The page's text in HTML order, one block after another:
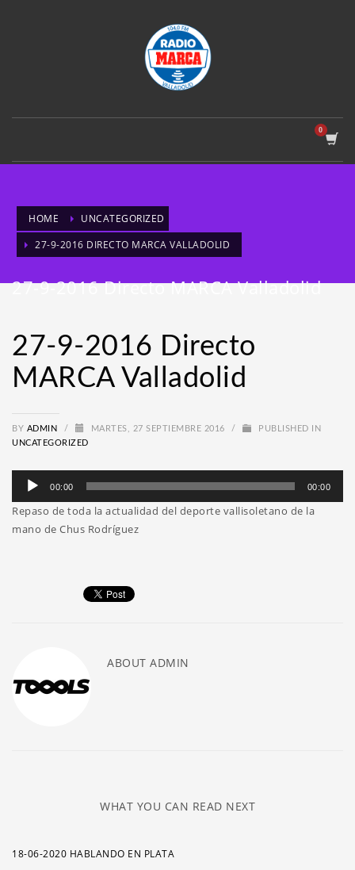
HOME
UNCATEGORIZED
27-9-2016 DIRECTO MARCA VALLADOLID
27-9-2016 Directo MARCA Valladolid
27-9-2016 Directo
MARCA Valladolid
BY ADMIN / MARTES, 27 SEPTIEMBRE 2016 /
PUBLISHED IN
UNCATEGORIZED
Reproductor
audio
00:00 00:00
Repaso de toda la actualidad del deporte vallisoletano de la
mano de Chus Rodríguez
ABOUT ADMIN
WHAT YOU CAN READ NEXT
18-06-2020 HABLANDO EN PLATA